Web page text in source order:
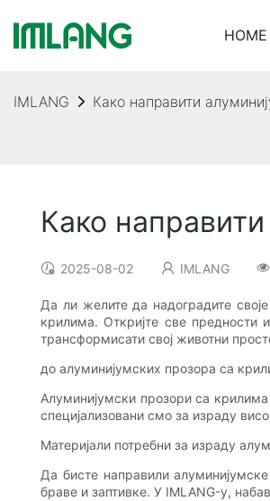
HOME
IMLANG Како направити
Како
2025-08-02 IMLANG
Да ли желите да надоградите
крилима. Откријте све
трансформисати свој животни
до алуминијумских прозора са
Алуминијумски прозори са
специјализовани смо за израду
Материјали потребни за израду
Да бисте направили
браве и заптивке. У IMLANG-у,